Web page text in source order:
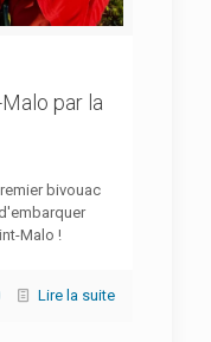
par la
bivouac
Malo !
Lire la suite